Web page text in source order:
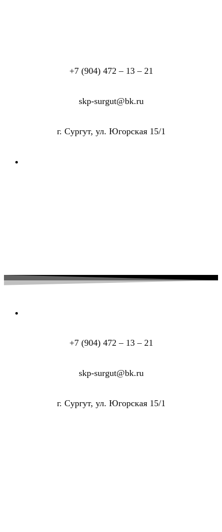
+7 (904) 472 – 13 – 21
skp-surgut@bk.ru
г. Сургут, ул. Югорская 15/1
+7 (904) 472 – 13 – 21
skp-surgut@bk.ru
г. Сургут, ул. Югорская 15/1